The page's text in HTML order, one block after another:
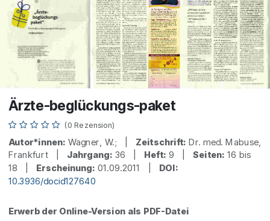
Ärzte-beglückungs-paket
(0 Rezension)
Autor*innen: Wagner, W.; | Zeitschrift: Dr. med. Mabuse,
Frankfurt | Jahrgang: 36 | Heft: 9 |Seiten: 16 bis
18 | Erscheinung: 01.09.2011 | DOI:
10.3936/docid127640
Erwerb der Online-Version als PDF-Datei